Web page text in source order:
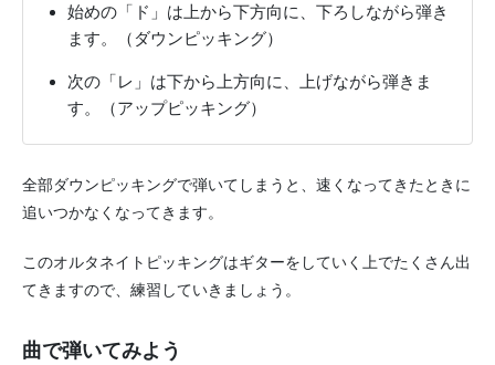
始めの「ド」は上から下方向に、下ろしながら弾き
ます。（ダウンピッキング）
次の「レ」は下から上方向に、上げながら弾きま
す。（アップピッキング）
全部ダウンピッキングで弾いてしまうと、速くなってきたときに
追いつかなくなってきます。
このオルタネイトピッキングはギターをしていく上でたくさん出
てきますので、練習していきましょう。
曲で弾いてみよう